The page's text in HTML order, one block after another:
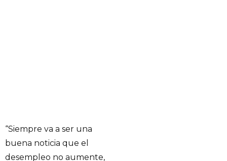
“Siempre va a ser una
buena noticia que el
desempleo no aumente,